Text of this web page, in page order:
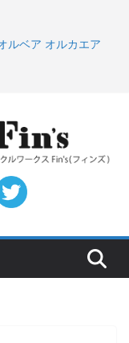
ルベア オルカエア
、MTB、クロス
）
スバイクのカスタ
、MTB、クロス
）